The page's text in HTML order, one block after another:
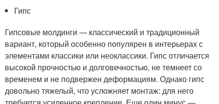
Гипс
Гипсовые молдинги — классический и традиционный
вариант, который особенно популярен в интерьерах с
элементами классики или неоклассики. Гипс отличается
высокой прочностью и долговечностью, не темнеет со
временем и не подвержен деформациям. Однако гипс
довольно тяжелый, что усложняет монтаж: для него